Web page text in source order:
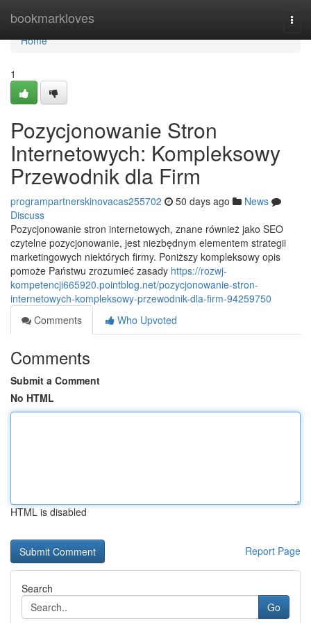
bookmarkloves
Home
Home
1
Pozycjonowanie Stron
Internetowych: Kompleksowy
Przewodnik dla Firm
programpartnerskinovacas255702 50 days ago
News
Discuss
Pozycjonowanie stron internetowych, znane również jako SEO
czytelne pozycjonowanie, jest niezbędnym elementem strategii
marketingowych niektórych firmy. Poniższy kompleksowy opis
pomoże Państwu zrozumieć zasady https://rozwj-
kompetencji665920.pointblog.net/pozycjonowanie-stron-
internetowych-kompleksowy-przewodnik-dla-firm-94259750
Comments
Who Upvoted
Comments
Submit a Comment
No HTML
HTML is disabled
Report Page
Search
Go